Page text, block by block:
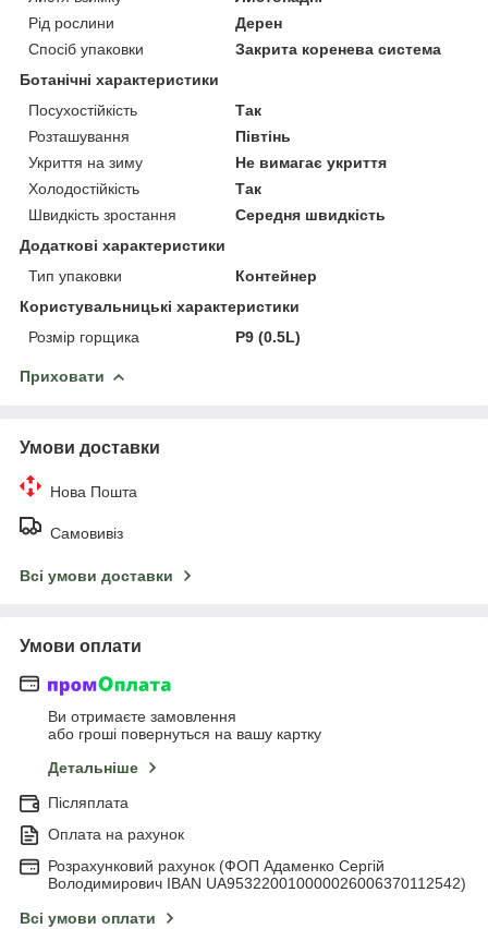
Рід рослини
Дерен
Спосіб упаковки
Закрита коренева система
Ботанічні характеристики
Посухостійкість
Так
Розташування
Півтінь
Укриття на зиму
Не вимагає укриття
Холодостійкість
Так
Швидкість зростання
Середня швидкість
Додаткові характеристики
Тип упаковки
Контейнер
Користувальницькі характеристики
Розмір горщика
P9 (0.5L)
Приховати
Умови доставки
Нова Пошта
Самовивіз
Всі умови доставки
Умови оплати
Ви отримаєте замовлення
або гроші повернуться на вашу картку
Детальніше
Післяплата
Оплата на рахунок
Розрахунковий рахунок (ФОП Адаменко Сергій
Володимирович IBAN UA953220010000026006370112542)
Всі умови оплати